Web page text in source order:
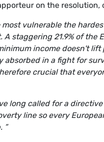
on the resolution,
vulnerable the
staggering 21.9% of the
income doesn't
in a fight for
crucial that
long called for a
line so every
”